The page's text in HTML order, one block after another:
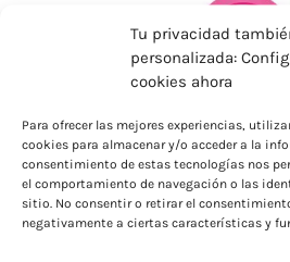
Tu privacidad
personalizada:
cookies ahora
Para ofrecer las mejores experiencias,
cookies para almacenar y/o acceder a la
consentimiento de estas tecnologías nos
el comportamiento de navegación o las
sitio. No consentir o retirar el
negativamente a ciertas características y
ENVÍOS
Para Península,